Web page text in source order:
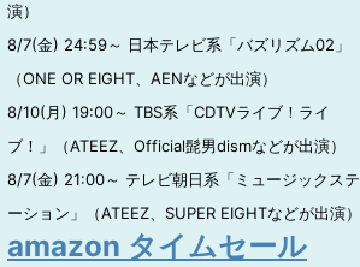
演）
8/7(金) 24:59～ 日本テレビ系「バズリズム02」
（ONE OR EIGHT、AENなどが出演）
8/10(月) 19:00～ TBS系「CDTVライブ！ライ
ブ！」（ATEEZ、Official髭男dismなどが出演）
8/7(金) 21:00～ テレビ朝日系「ミュージックステ
ーション」（ATEEZ、SUPER EIGHTなどが出演）
amazon タイムセール